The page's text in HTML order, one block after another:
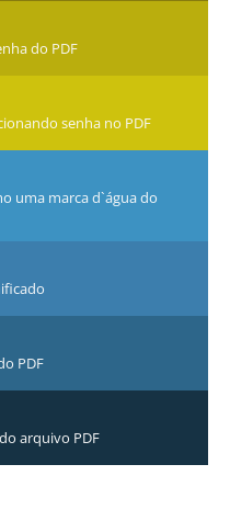
do PDF
senha no PDF
uma marca d`água do
PDF
arquivo PDF